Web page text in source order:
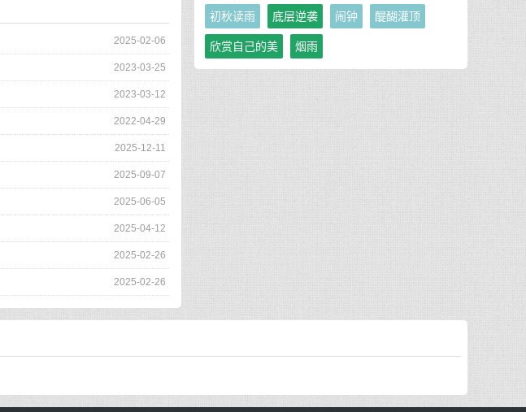
2025-02-06
2023-03-25
2023-03-12
2022-04-29
2025-12-11
2025-09-07
2025-06-05
2025-04-12
2025-02-26
2025-02-26
初秋读雨 底层逆袭 闹钟 醍醐灌顶
欣赏自己的美 烟雨